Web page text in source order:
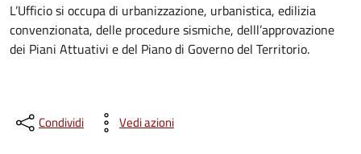
L’Ufficio si occupa di urbanizzazione, urbanistica, edilizia
convenzionata, delle procedure sismiche, delll’approvazione
dei Piani Attuativi e del Piano di Governo del Territorio.
Condividi Vedi azioni